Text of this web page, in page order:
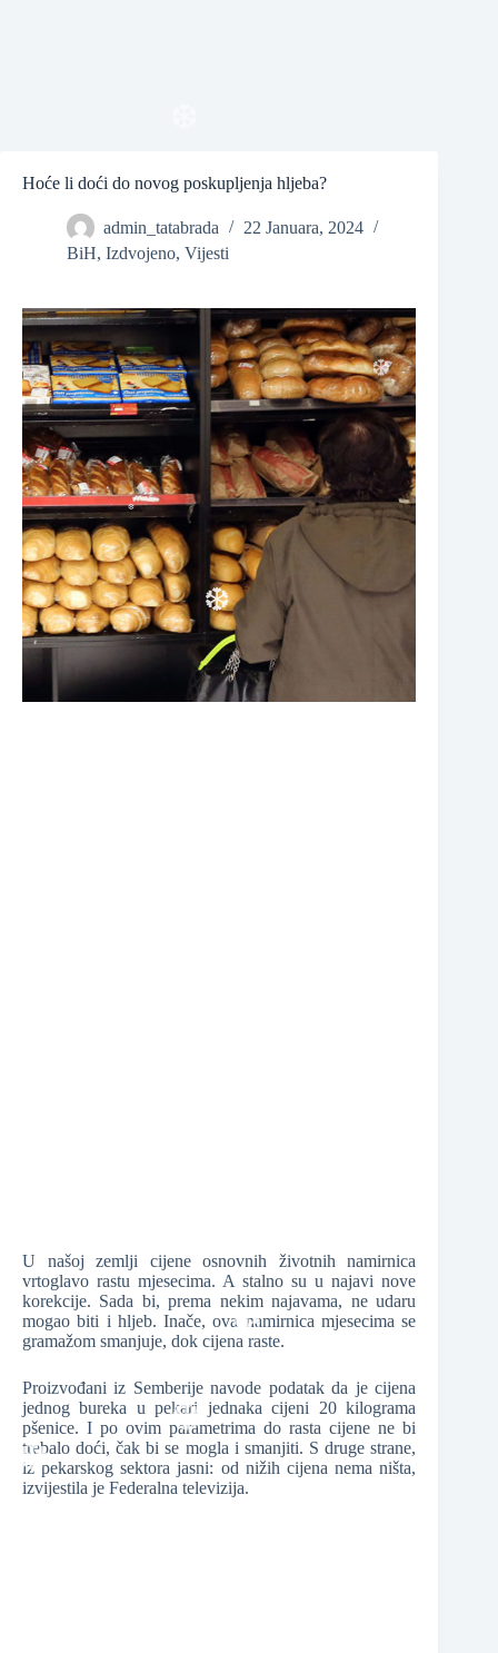
Hoće li doći do novog poskupljenja hljeba?
admin_tatabrada
22 Januara, 2024
BiH, Izdvojeno, Vijesti
U našoj zemlji cijene osnovnih životnih namirnica
vrtoglavo rastu mjesecima. A stalno su u najavi nove
korekcije. Sada bi, prema nekim najavama, ne udaru
mogao biti i hljeb. Inače, ova namirnica mjesecima se
gramažom smanjuje, dok cijena raste.
Proizvođani iz Semberije navode podatak da je cijena
jednog bureka u pekari jednaka cijeni 20 kilograma
pšenice. I po ovim parametrima do rasta cijene ne bi
trebalo doći, čak bi se mogla i smanjiti. S druge strane,
iz pekarskog sektora jasni: od nižih cijena nema ništa,
izvijestila je Federalna televizija.
❆
❆
❆
❆
❆
❆
❆
❆